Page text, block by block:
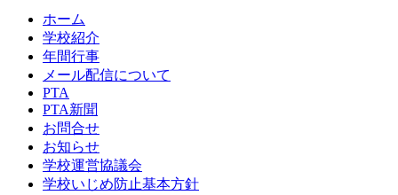
ホーム
学校紹介
年間行事
メール配信について
PTA
PTA新聞
お問合せ
お知らせ
学校運営協議会
学校いじめ防止基本方針